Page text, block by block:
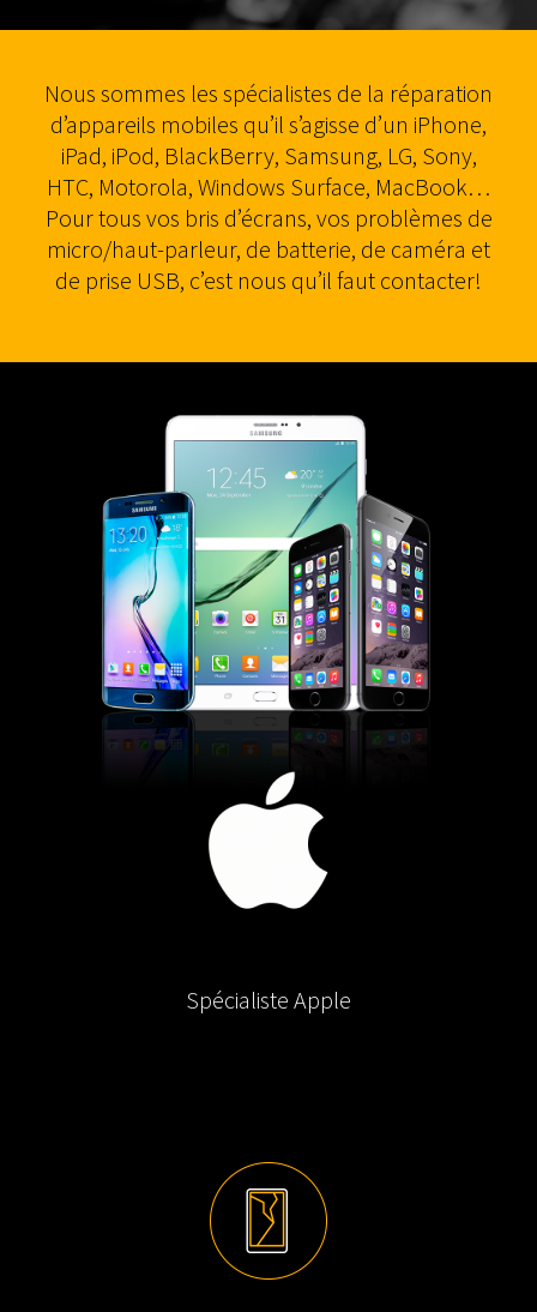
Nous sommes les spécialistes de la réparation
d’appareils mobiles qu’il s’agisse d’un iPhone,
iPad, iPod, BlackBerry, Samsung, LG, Sony,
HTC, Motorola, Windows Surface, MacBook…
Pour tous vos bris d’écrans, vos problèmes de
micro/haut-parleur, de batterie, de caméra et
de prise USB, c’est nous qu’il faut contacter!
Spécialiste Apple